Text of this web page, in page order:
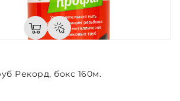
Рекорд, бокс 160м.